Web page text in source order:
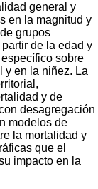
general y
en la magnitud y
grupos
de la edad y
sobre
y en la niñez. La
y de
desagregación
modelos de
la mortalidad y
que el
impacto en la